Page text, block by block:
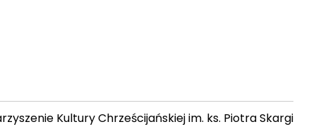
Kultury Chrześcijańskiej im. ks. Piotra Skargi